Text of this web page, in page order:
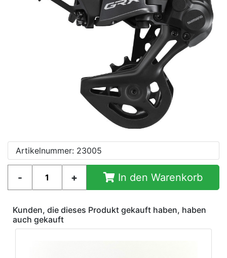
Artikelnummer: 23005
In den Warenkorb
Kunden, die dieses Produkt gekauft haben, haben
auch gekauft